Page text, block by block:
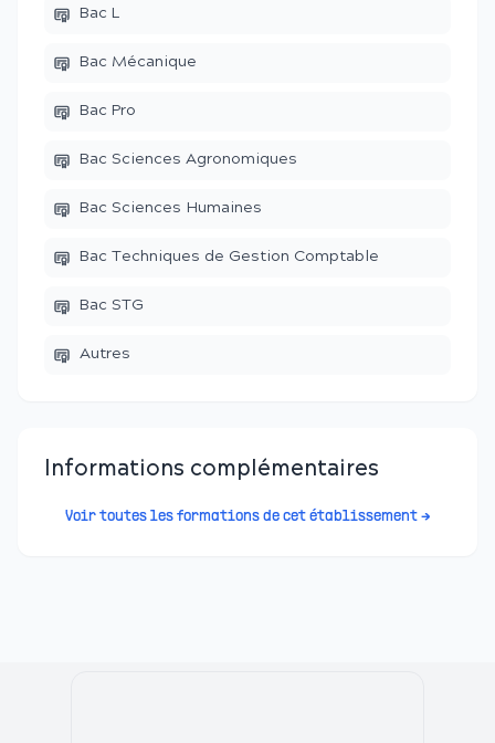
Bac L
Bac Mécanique
Bac Pro
Bac Sciences Agronomiques
Bac Sciences Humaines
Bac Techniques de Gestion Comptable
Bac STG
Autres
Informations complémentaires
Voir toutes les formations de cet établissement →